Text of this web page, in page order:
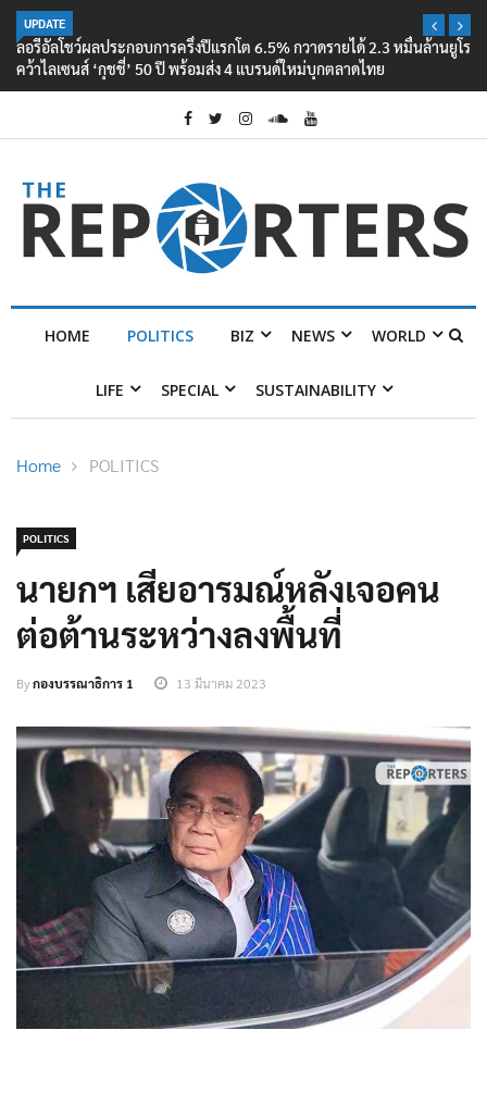
UPDATE
ลอรีอัลโชว์ผลประกอบการครึ่งปีแรกโต 6.5% กวาดรายได้ 2.3 หมื่นล้านยูโร
คว้าไลเซนส์ ‘กุชชี่’ 50 ปี พร้อมส่ง 4 แบรนด์ใหม่บุกตลาดไทย
HOME POLITICS BIZ NEWS WORLD
LIFE SPECIAL SUSTAINABILITY
Home POLITICS
POLITICS
นายกฯ เสียอารมณ์หลังเจอคน
ต่อต้านระหว่างลงพื้นที่
Byกองบรรณาธิการ 1 13 มีนาคม 2023